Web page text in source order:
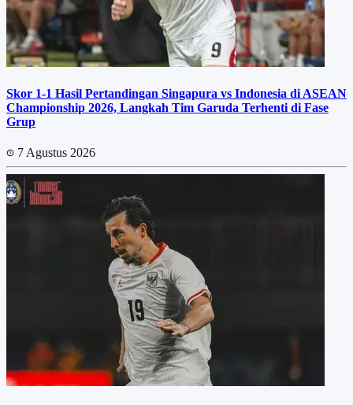
Skor 1-1 Hasil Pertandingan Singapura vs Indonesia di ASEAN
Championship 2026, Langkah Tim Garuda Terhenti di Fase
Grup
7 Agustus 2026